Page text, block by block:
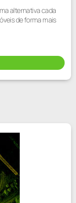
alternativa cada
de forma mais